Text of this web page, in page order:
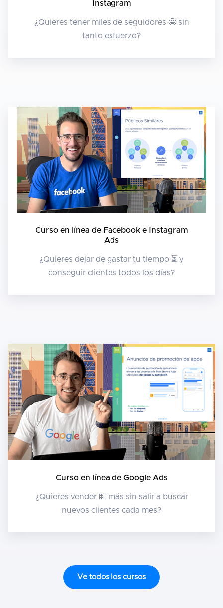
Instagram
¿Quieres tener miles de seguidores 🤩 sin
tanto esfuerzo?
Curso en línea de Facebook e Instagram
Ads
¿Quieres dejar de gastar tu tiempo ⏳ y
conseguir clientes todos los días?
Curso en línea de Google Ads
¿Quieres vender 💵 más sin salir a buscar
nuevos clientes cada mes?
Ve todos los cursos